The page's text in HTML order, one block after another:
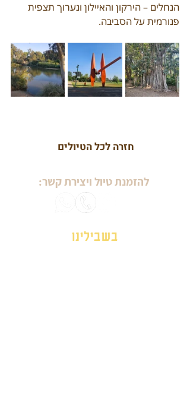
הנחלים – הירקון והאיילון ונערוך תצפית
פנורמית על הסביבה.
חזרה לכל הטיולים
להזמנת טיול ויצירת קשר:
בשבילינו